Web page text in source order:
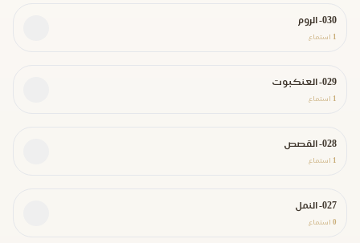
030- الروم
1 استماع
029- العنكبوت
1 استماع
028- القصص
1 استماع
027- النمل
0 استماع